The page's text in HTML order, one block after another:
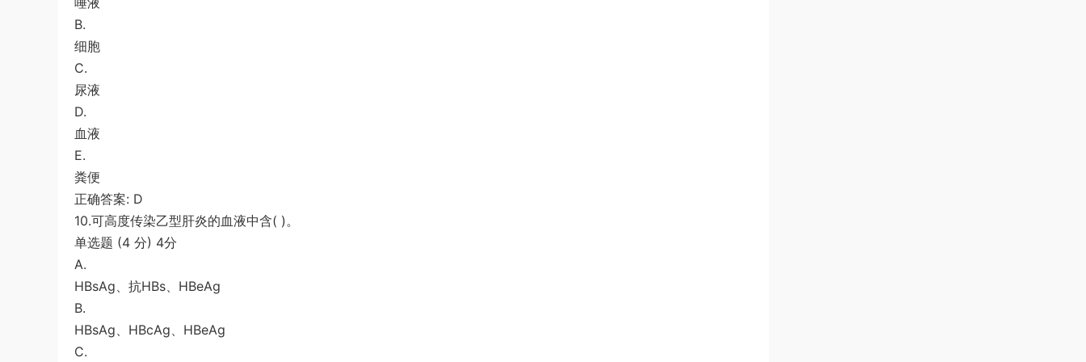
B.
细胞
C.
尿液
D.
血液
E.
粪便
正确答案: D
10.可高度传染乙型肝炎的血液中含( )。
单选题 (4 分) 4分
A.
HBsAg、抗HBs、HBeAg
B.
HBsAg、HBcAg、HBeAg
C.